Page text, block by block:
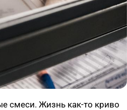
смеси. Жизнь как-то криво